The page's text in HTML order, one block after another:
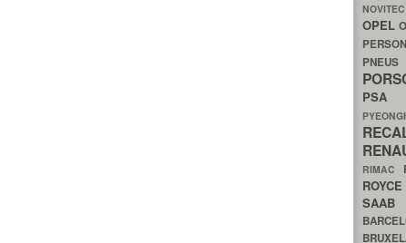
OPEL
PNEUS
PSA
RIMAC
ROYCE
SAAB